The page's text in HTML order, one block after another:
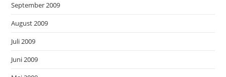
September 2009
August 2009
Juli 2009
Juni 2009